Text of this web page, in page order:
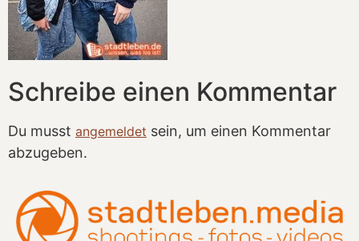
Schreibe einen Kommentar
Du musst angemeldet sein, um einen Kommentar
abzugeben.